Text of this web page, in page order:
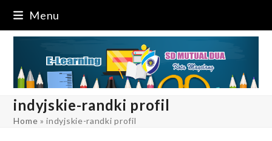
content
Menu
indyjskie-randki profil
Home »indyjskie-randki profil